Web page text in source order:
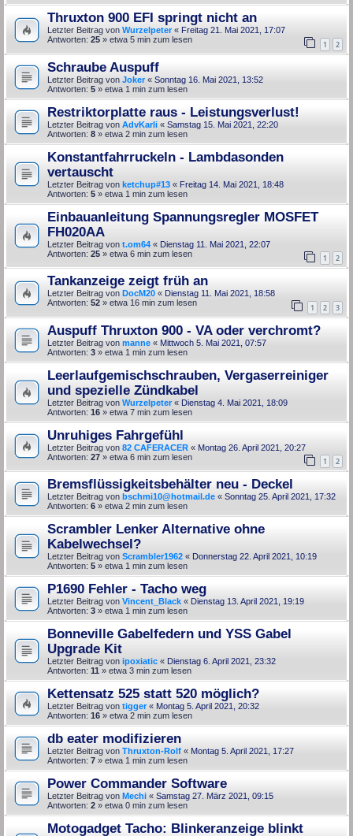
Thruxton 900 EFI springt nicht an
Letzter Beitrag von Wurzelpeter« Freitag 21. Mai 2021, 17:07
Antworten: 25 1 2
» etwa 5 min zum lesen
Schraube Auspuff
Letzter Beitrag von Joker« Sonntag 16. Mai 2021, 13:52
Antworten: 5 » etwa 1 min zum lesen
Restriktorplatte raus - Leistungsverlust!
Letzter Beitrag von AdvKarli « Samstag 15. Mai 2021, 22:20
Antworten: 8 » etwa 2 min zum lesen
Konstantfahrruckeln - Lambdasonden
vertauscht
Letzter Beitrag von ketchup#13 « Freitag 14. Mai 2021, 18:48
Antworten: 5 » etwa 1 min zum lesen
Einbauanleitung Spannungsregler MOSFET
FH020AA
Letzter Beitrag von t.om64 « Dienstag 11. Mai 2021, 22:07
Antworten: 25 1 2
» etwa 6 min zum lesen
Tankanzeige zeigt früh an
Letzter Beitrag von DocM20 « Dienstag 11. Mai 2021, 18:58
Antworten: 52 1 2 3
» etwa 16 min zum lesen
Auspuff Thruxton 900 - VA oder verchromt?
Letzter Beitrag von manne « Mittwoch 5. Mai 2021, 07:57
Antworten: 3 » etwa 1 min zum lesen
Leerlaufgemischschrauben, Vergaserreiniger
und spezielle Zündkabel
Letzter Beitrag von Wurzelpeter« Dienstag 4. Mai 2021, 18:09
Antworten: 16 » etwa 7 min zum lesen
Unruhiges Fahrgefühl
Letzter Beitrag von 82 CAFERACER « Montag 26. April 2021, 20:27
Antworten: 27 1 2
» etwa 6 min zum lesen
Bremsflüssigkeitsbehälter neu - Deckel
Letzter Beitrag von bschmi10@hotmail.de « Sonntag 25. April 2021, 17:32
Antworten: 6 » etwa 2 min zum lesen
Scrambler Lenker Alternative ohne
Kabelwechsel?
Letzter Beitrag von Scrambler1962 « Donnerstag 22. April 2021, 10:19
Antworten: 5 » etwa 1 min zum lesen
P1690 Fehler - Tacho weg
Letzter Beitrag von Vincent_Black « Dienstag 13. April 2021, 19:19
Antworten: 3 » etwa 1 min zum lesen
Bonneville Gabelfedern und YSS Gabel
Upgrade Kit
Letzter Beitrag von ipoxiatic « Dienstag 6. April 2021, 23:32
Antworten: 11 » etwa 3 min zum lesen
Kettensatz 525 statt 520 möglich?
Letzter Beitrag von tigger« Montag 5. April 2021, 20:32
Antworten: 16 » etwa 2 min zum lesen
db eater modifizieren
Letzter Beitrag von Thruxton-Rolf « Montag 5. April 2021, 17:27
Antworten: 7 » etwa 1 min zum lesen
Power Commander Software
Letzter Beitrag von Mechi « Samstag 27. März 2021, 09:15
Antworten: 2 » etwa 0 min zum lesen
Motogadget Tacho: Blinkeranzeige blinkt